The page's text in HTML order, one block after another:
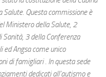
Salute. Questa commissione è
Ministero della Salute, 2
Sanità, 3 della Conferenza
ed Angsa come unico
di famigliari . In questa sede
dedicati all’autismo e